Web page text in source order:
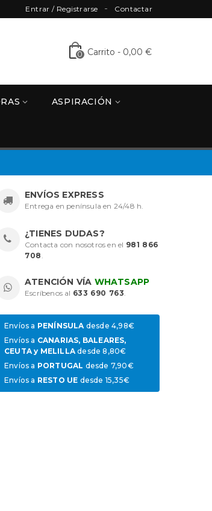
Contactar
Entrar / Registrarse
0 Carrito - 0,00 €
ASPIRACIÓN
ENVÍOS EXPRESS
Entrega en península en 24/48 h.
¿TIENES DUDAS?
Contacta con nosotros en el 981 866
708 .
ATENCIÓN VÍA WHATSAPP
Escríbenos al 633 690 763.
Envíos a PENÍNSULAdesde 4,98€
Envíos a CANARIAS, BALEARES,
CEUTA y MELILLAdesde 8,80€
Envíos a PORTUGAL desde 7,90€
Envíos a RESTO UE desde 15,35€